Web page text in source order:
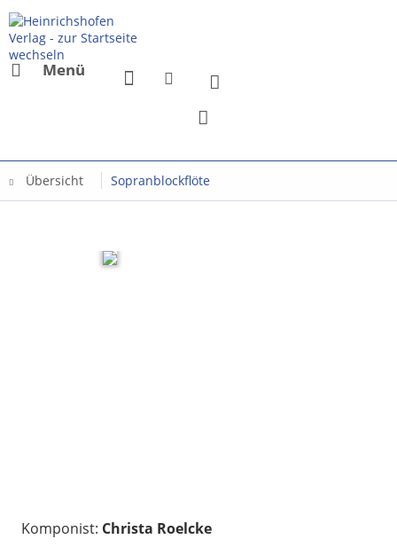
Menü
Übersicht Sopranblockflöte
Komponist: Christa Roelcke